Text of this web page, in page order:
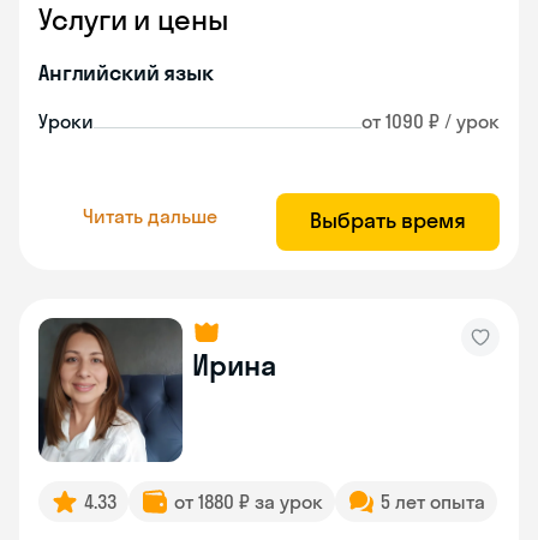
Услуги и цены
Английский язык
Уроки от 1090 ₽ / урок
Читать дальше Выбрать время
Ирина
4.33 от 1880 ₽ за урок 5 лет опыта